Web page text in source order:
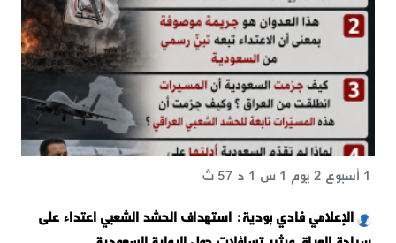
الإعلامي فادي بودية: استهداف الحشد الشعبي اعتداء على
1 أسبوع 2 يوم 1 س 1 د 57 ث